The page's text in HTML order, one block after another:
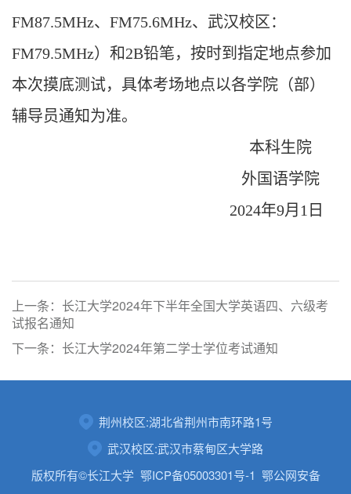
FM87.5MHz、 FM75.6MHz、武汉校区：
FM79.5MHz）和2B铅笔，按时到指定地点参加
本次摸底测试，具体考场地点以各学院（部）
辅导员通知为准。
本科生院
外国语学院
2024年9月 1 日
上一条：长江大学2024年下半年全国大学英语四、六级考
试报名通知
下一条：长江大学2024年第二学士学位考试通知
荆州校区:湖北省荆州市南环路1号
武汉校区:武汉市蔡甸区大学路
版权所有©长江大学 鄂ICP备05003301号-1 鄂公网安备